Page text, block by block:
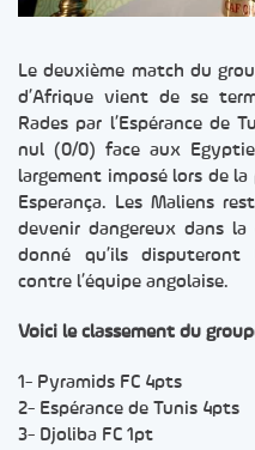
Le deuxième match du
d’Afrique vient de se
Rades par l’Espérance de
nul (0/0) face aux
largement imposé lors de la
Esperança. Les Maliens
devenir dangereux dans
donné qu’ils disputeront
contre l’équipe angolaise.
Voici le classement du
1- Pyramids FC 4pts
2- Espérance de Tunis 4pts
3- Djoliba FC 1pt